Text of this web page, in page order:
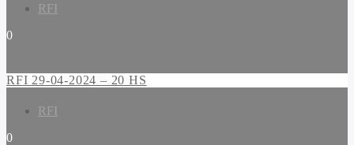
RFI
0
RFI 29-04-2024 – 20 HS
RFI
0